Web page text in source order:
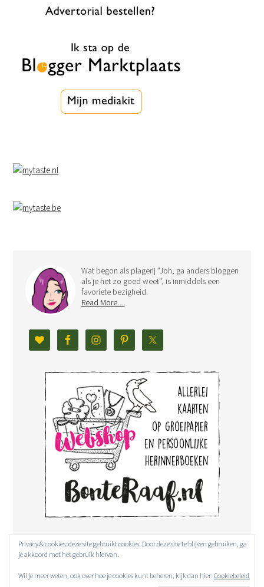
Wat begon als plagerij "Joh, ga anders bloggen
als je het zo goed weet", is inmiddels een
favoriete bezigheid.
Read More…
Privacy & cookies: deze site gebruikt cookies. Door deze site te blijven gebruiken, ga
je akkoord met het gebruik hiervan.
Wil je meer weten, ook over hoe je cookies kunt beheren, kijk dan hier: Cookiebeleid